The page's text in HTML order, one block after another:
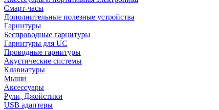
Смарт-часы
Дополнительные полезные устройства
Гарнитуры
Беспроводные гарнитуры
Гарнитуры для UC
Проводные гарнитуры
Акустические системы
Клавиатуры
Мыши
Аксессуары
Рули, Джойстики
USB адаптеры